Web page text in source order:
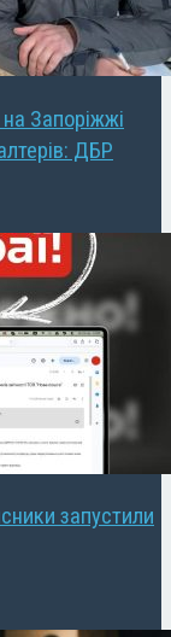
Запоріжжі
ДБР
запустили